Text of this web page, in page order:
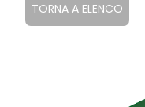
TORNA A ELENCO